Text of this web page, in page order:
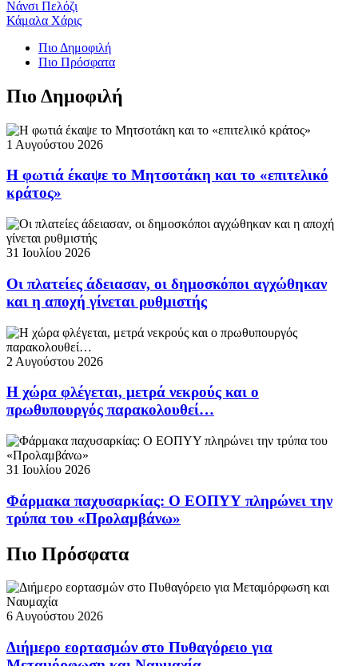
Νάνσι Πελόζι
Κάμαλα Χάρις
Πιο Δημοφιλή
Πιο Πρόσφατα
Πιο Δημοφιλή
1 Αυγούστου 2026
Η φωτιά έκαψε το Μητσοτάκη και το «επιτελικό
κράτος»
31 Ιουλίου 2026
Οι πλατείες άδειασαν, οι δημοσκόποι αγχώθηκαν
και η αποχή γίνεται ρυθμιστής
2 Αυγούστου 2026
Η χώρα φλέγεται, μετρά νεκρούς και ο
πρωθυπουργός παρακολουθεί…
31 Ιουλίου 2026
Φάρμακα παχυσαρκίας: Ο ΕΟΠΥΥ πληρώνει την
τρύπα του «Προλαμβάνω»
Πιο Πρόσφατα
6 Αυγούστου 2026
Διήμερο εορτασμών στο Πυθαγόρειο για